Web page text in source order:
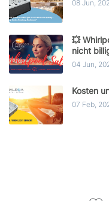
08 Jun,
💥
nicht
04 Jun,
Kosten
07 Feb,